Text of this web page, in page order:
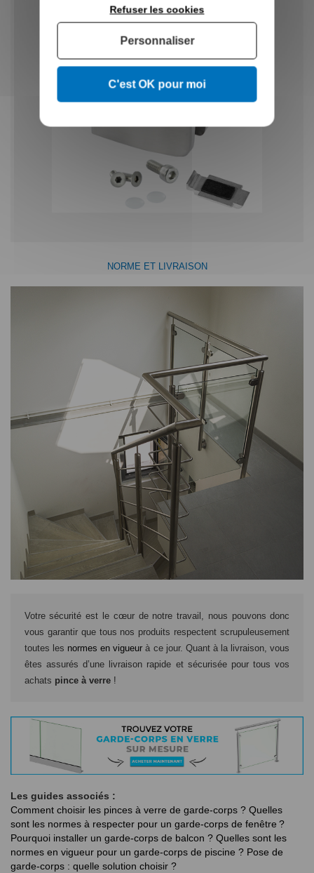
NORME ET LIVRAISON
Votre sécurité est le cœur de notre travail, nous pouvons donc
vous garantir que tous nos produits respectent scrupuleusement
toutes les normes en vigueur à ce jour. Quant à la livraison, vous
êtes assurés d’une livraison rapide et sécurisée pour tous vos
achats pince à verre!
Les guides associés :
Comment choisir les pinces à verre de garde-corps ? Quelles
sont les normes à respecter pour un garde-corps de fenêtre ?
Pourquoi installer un garde-corps de balcon ? Quelles sont les
normes en vigueur pour un garde-corps de piscine ? Pose de
garde-corps : quelle solution choisir ?
C'est OK pour moi
Refuser les cookies
Personnaliser